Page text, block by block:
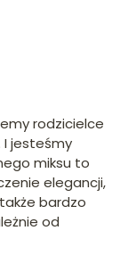
rodzicielce
I jesteśmy
miksu to
elegancji,
bardzo
od